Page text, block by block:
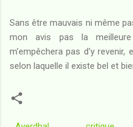
Sans être mauvais ni même
mon avis pas la
m'empêchera pas d'y revenir,
selon laquelle il existe bel et